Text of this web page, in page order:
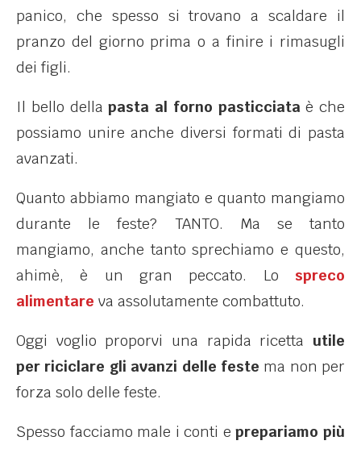
panico, che spesso si trovano a scaldare il
pranzo del giorno prima o a finire i rimasugli
dei figli.
Il bello dellapasta al forno pasticciata è che
possiamo unire anche diversi formati di pasta
avanzati.
Quanto abbiamo mangiato e quanto mangiamo
durante le feste? TANTO. Ma se tanto
mangiamo, anche tanto sprechiamo e questo,
ahimè, è un gran peccato. Lo spreco
alimentare va assolutamente combattuto.
Oggi voglio proporvi una rapida ricetta utile
per riciclare gli avanzi delle feste ma non per
forza solo delle feste.
Spesso facciamo male i conti eprepariamo più